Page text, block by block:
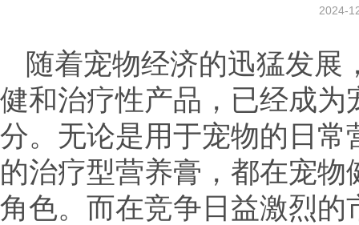
2024-
随着宠物经济的迅猛发展
健和治疗性产品，已经成
分。无论是用于宠物的日
的治疗型营养膏，都在宠
角色。而在竞争日益激烈